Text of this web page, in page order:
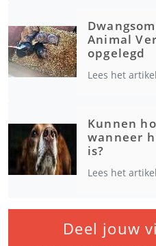
Animal
opgelegd
Lees het artikel
Kunnen
wanneer
is?
Lees het artikel
Deel jouw